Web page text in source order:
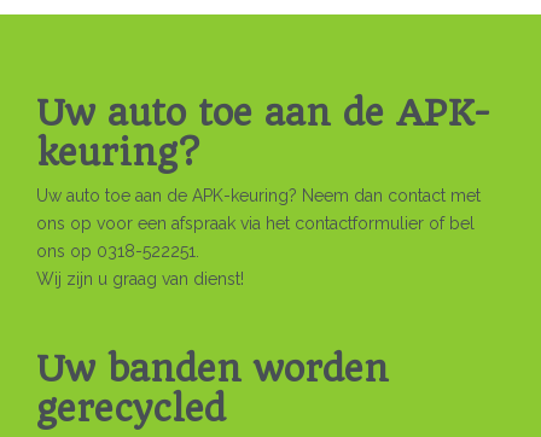
Uw auto toe aan de APK-
keuring?
Uw auto toe aan de APK-keuring? Neem dan contact met
ons op voor een afspraak via het contactformulier of bel
ons op 0318-522251.
Wij zijn u graag van dienst!
Uw banden worden
gerecycled